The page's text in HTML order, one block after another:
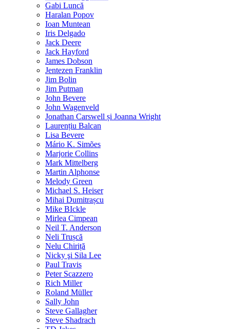
Gabi Luncă
Haralan Popov
Ioan Muntean
Iris Delgado
Jack Deere
Jack Hayford
James Dobson
Jentezen Franklin
Jim Bolin
Jim Putman
John Bevere
John Wagenveld
Jonathan Carswell și Joanna Wright
Laurențiu Balcan
Lisa Bevere
Mário K. Simões
Marjorie Collins
Mark Mittelberg
Martin Alphonse
Melody Green
Michael S. Heiser
Mihai Dumitrașcu
Mike BIckle
Mirlea Cimpean
Neil T. Anderson
Neli Trușcă
Nelu Chiriță
Nicky şi Sila Lee
Paul Travis
Peter Scazzero
Rich Miller
Roland Müller
Sally John
Steve Gallagher
Steve Shadrach